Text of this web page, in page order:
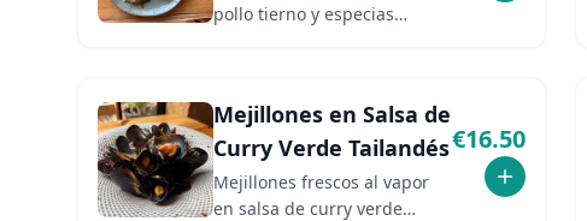
pollo tierno y especias
Mejillones en Salsa de
Curry Verde Tailandés
Mejillones frescos al vapor
en salsa de curry verde
€16.50